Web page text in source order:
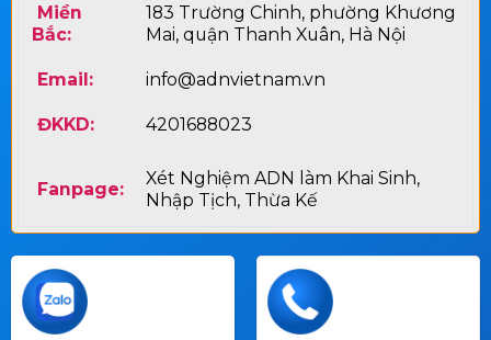
Miền
Bắc:
183 Trường Chinh, phường Khương
Mai, quận Thanh Xuân, Hà Nội
Email: info@adnvietnam.vn
ĐKKD: 4201688023
Fanpage:
Xét Nghiệm ADN làm Khai Sinh,
Nhập Tịch, Thừa Kế